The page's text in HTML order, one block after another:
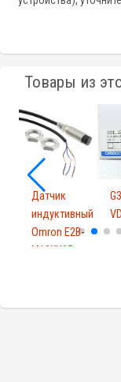
Товары из
Датчик
индуктивный
Omron E2B-
M12KN05-